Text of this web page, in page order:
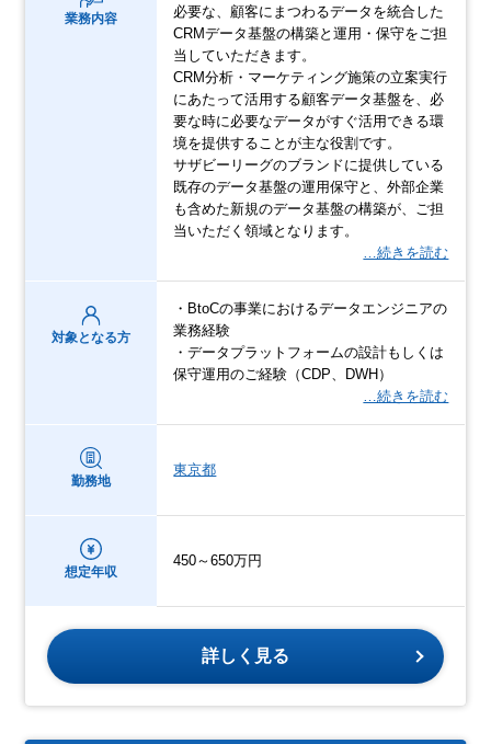
業務内容
必要な、顧客にまつわるデータを統合した
CRMデータ基盤の構築と運用・保守をご担
当していただきます。
CRM分析・マーケティング施策の立案実行
にあたって活用する顧客データ基盤を、必
要な時に必要なデータがすぐ活用できる環
境を提供することが主な役割です。
サザビーリーグのブランドに提供している
既存のデータ基盤の運用保守と、外部企業
も含めた新規のデータ基盤の構築が、ご担
当いただく領域となります。
…続きを読む
対象となる方
・BtoCの事業におけるデータエンジニアの
業務経験
・データプラットフォームの設計もしくは
保守運用のご経験（CDP、DWH）
…続きを読む
勤務地
東京都
想定年収
450～650万円
詳しく見る